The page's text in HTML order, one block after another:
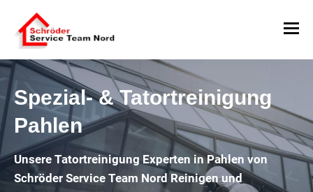
Spezial- & Tatortreinigung
Pahlen
Unsere Tatortreinigung Experten in Pahlen von
Schröder Service Team Nord Reinigen und